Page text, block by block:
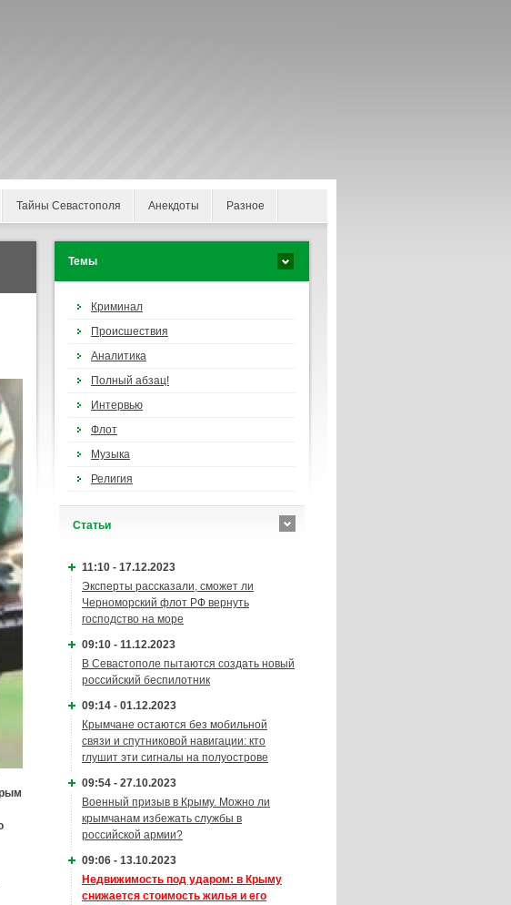
Тайны Севастополя Анекдоты Разное
Темы
Криминал
Происшествия
Аналитика
Полный абзац!
Интервью
Флот
Музыка
Религия
Cтатьи
11:10 - 17.12.2023
Эксперты рассказали, сможет ли
Черноморский флот РФ вернуть
господство на море
09:10 - 11.12.2023
В Севастополе пытаются создать новый
российский беспилотник
09:14 - 01.12.2023
Крымчане остаются без мобильной
связи и спутниковой навигации: кто
глушит эти сигналы на полуострове
09:54 - 27.10.2023
Военный призыв в Крыму. Можно ли
крымчанам избежать службы в
российской армии?
09:06 - 13.10.2023
Недвижимость под ударом: в Крыму
снижается стоимость жилья и его